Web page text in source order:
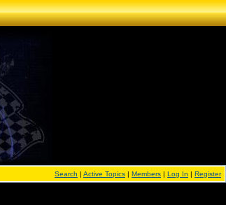
Search | Active Topics | Members | Log In | Register